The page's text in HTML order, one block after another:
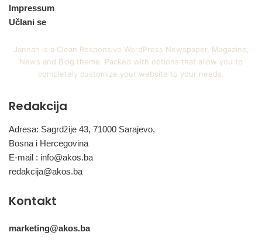
Impressum
Učlani se
Jannah is a Clean Responsive WordPress Newspaper, Magazine,
News and Blog theme. Packed with options that allow you to
completely customize your website to your needs.
Redakcija
Adresa: Sagrdžije 43, 71000 Sarajevo,
Bosna i Hercegovina
E-mail : info@akos.ba
redakcija@akos.ba
Kontakt
marketing@akos.ba